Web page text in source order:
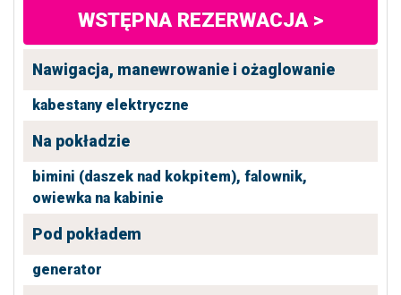
WSTĘPNA REZERWACJA >
Nawigacja, manewrowanie i ożaglowanie
kabestany elektryczne
Na pokładzie
bimini (daszek nad kokpitem), falownik,
owiewka na kabinie
Pod pokładem
generator